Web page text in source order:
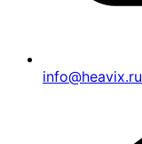
info@heavix.ru